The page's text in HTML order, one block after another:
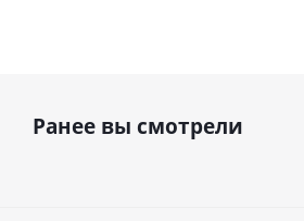
Ранее вы смотрели